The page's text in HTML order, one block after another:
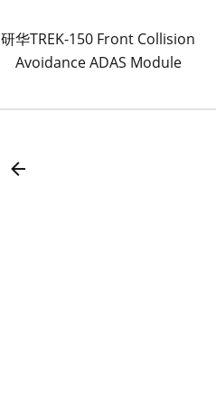
研华TREK-150 Front Collision
Avoidance ADAS Module